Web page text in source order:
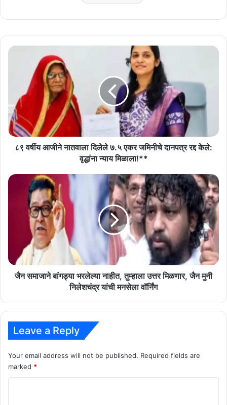
८९
७.५
एकर
जमिनीचे
दानपत्र
न्याय
मिळाला!**
८९ वर्षीय आजीने नातवाला दिलेले ७.५ एकर जमिनीचे दानपत्र रद्द केले:
वृद्धांना न्याय मिळाला!**
जैन
मिळणार,
जैन
मुनीजैन समाजाने बांगड्या भरलेल्या नाहीत, तुम्हाला उत्तर मिळणार, जैन मुनी
निलेशचंद्र यांची मनसेला वॉर्निंग
Leave a Reply
Your email address will not be published. Required fields are
marked *